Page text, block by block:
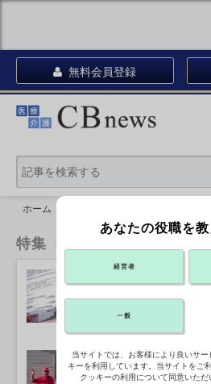
無料会員登録
ホーム
特集（CBnews）
で対応促す
医療者の休日、
る（6）
2017年
あなたの役職を
経営者
一般
当サイトでは、お客様により良いサ
キーを利用しています。当サイトをご
クッキーの利用について同意いただ